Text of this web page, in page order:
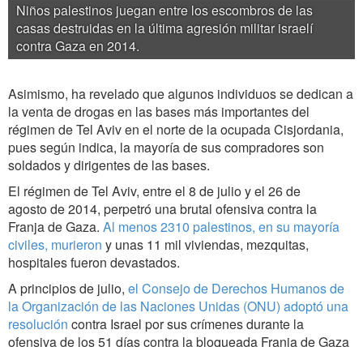
Niños palestinos juegan entre los escombros de las
casas destruidas en la última agresión militar israelí
contra Gaza en 2014.
Asimismo, ha revelado que algunos individuos se dedican a
la venta de drogas en las bases más importantes del
régimen de Tel Aviv en el norte de la ocupada Cisjordania,
pues según indica, la mayoría de sus compradores son
soldados y dirigentes de las bases.
El régimen de Tel Aviv, entre el 8 de julio y el 26 de
agosto de 2014, perpetró una brutal ofensiva contra la
Franja de Gaza. Al menos 2310 palestinos, en su mayoría
civiles, murieron y unas 11 mil viviendas, mezquitas,
hospitales fueron devastados.
A principios de julio, el Consejo de Derechos Humanos de
la Organización de las Naciones Unidas (ONU) adoptó una
resolución contra Israel por sus crímenes durante la
ofensiva de los 51 días contra la bloqueada Franja de Gaza